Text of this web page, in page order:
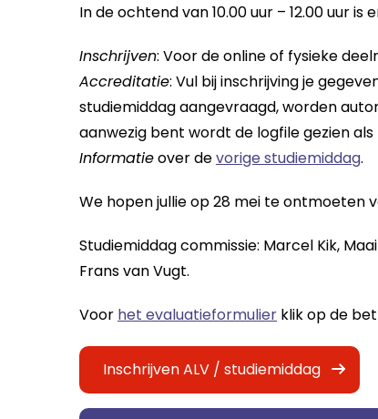
In de ochtend van 10.00 uur – 12.00 uur is
Inschrijven: Voor de online of fysieke
Accreditatie: Vul bij inschrijving je
studiemiddag aangevraagd, worden
aanwezig bent wordt de logfile gezien
Informatieover devorige studiemiddag.
We hopen jullie op 28 mei te ontmoeten
Studiemiddag commissie: Marcel Kik,
Frans van Vugt.
Voor het evaluatieformulier klik op de
Inschrijven ALV / studiemiddag